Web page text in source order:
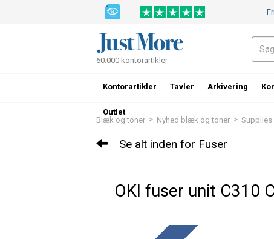
Blæk og toner > Nyhed blæk og toner > Supplies
Se alt inden for Fuser
OKI fuser unit C310
60.000 kontorartikler
Kontorartikler Tavler Arkivering
Outlet